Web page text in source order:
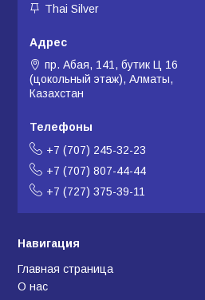
Thai Silver
пр. Абая, 141, бутик Ц 16
(цокольный этаж), Алматы,
Казахстан
+7 (707) 245-32-23
+7 (707) 807-44-44
+7 (727) 375-39-11
Навигация
Главная страница
О нас